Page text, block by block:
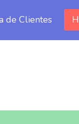
de Clientes